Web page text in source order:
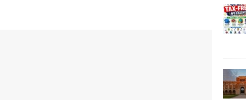
Школа русского языка при культурном центре “Наш Техас”